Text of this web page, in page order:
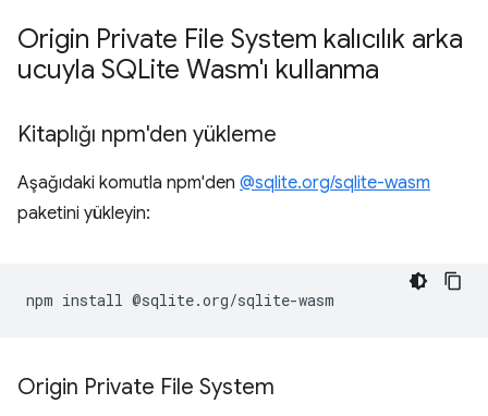
Origin Private File System kalıcılık arka
ucuyla SQLite Wasm'ı kullanma
Kitaplığı npm'den yükleme
Aşağıdaki komutla npm'den @sqlite.org/sqlite-wasm
paketini yükleyin:
npm install
Origin Private File System